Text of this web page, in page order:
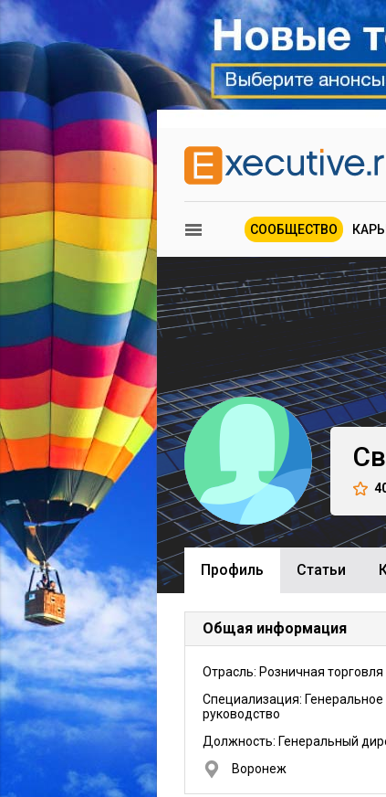
СООБЩЕСТВО
Профиль Cтатьи
Общая информация
Отрасль: Розничная торговля
Специализация: Генеральное
руководство
Должность: Генеральный
Воронеж